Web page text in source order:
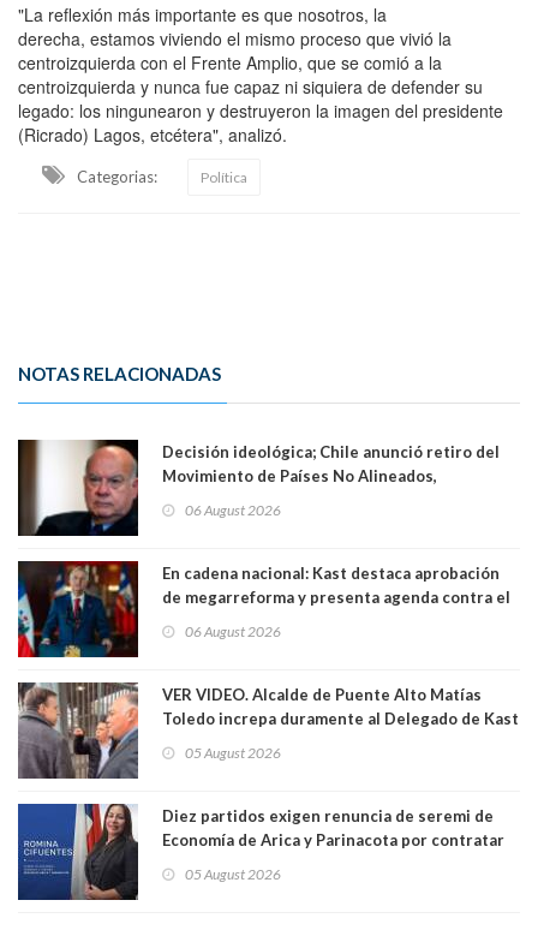
"La reflexión más importante es que nosotros, la
derecha, estamos viviendo el mismo proceso que vivió la
centroizquierda con el Frente Amplio, que se comió a la
centroizquierda y nunca fue capaz ni siquiera de defender su
legado: los ningunearon y destruyeron la imagen del presidente
(Ricrado) Lagos, etcétera", analizó.
Categorias: Política
NOTAS RELACIONADAS
Decisión ideológica; Chile anunció retiro del
Movimiento de Países No Alineados,
1971. Excanciller Insulza lamentó decisión
06 August 2026
En cadena nacional: Kast destaca aprobación
de megarreforma y presenta agenda contra el
06 August 2026
VER VIDEO. Alcalde de Puente Alto Matías
Toledo increpa duramente al Delegado de Kast
delegado nuevamente arrancando"
05 August 2026
Diez partidos exigen renuncia de seremi de
Economía de Arica y Parinacota por contratar
una militante de RN, detenida con 47 kilos de
05 August 2026